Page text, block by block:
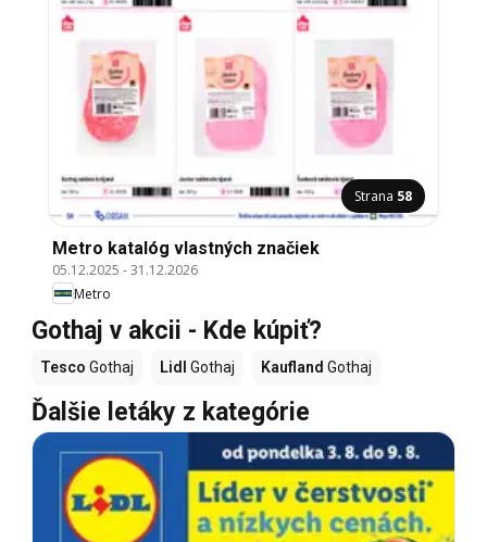
Strana 58
Metro katalóg vlastných značiek
05.12.2025 -31.12.2026
Metro
Gothaj v akcii - Kde kúpiť?
Tesco Gothaj Lidl Gothaj Kaufland Gothaj
Ďalšie letáky z kategórie